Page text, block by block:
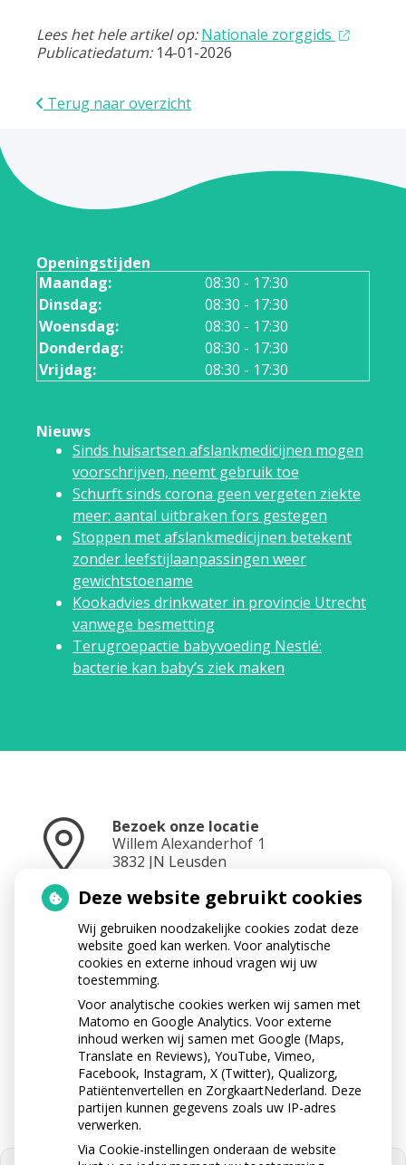
Lees het hele artikel op: Nationale zorggids
Publicatiedatum: 14-01-2026
Terug naar overzicht
Openingstijden
Maandag:
08:30 - 17:30
Dinsdag:
08:30 - 17:30
Woensdag:
08:30 - 17:30
Donderdag:
08:30 - 17:30
Vrijdag:
08:30 - 17:30
Nieuws
Sinds huisartsen afslankmedicijnen mogen
voorschrijven, neemt gebruik toe
Schurft sinds corona geen vergeten ziekte
meer: aantal uitbraken fors gestegen
Stoppen met afslankmedicijnen betekent
zonder leefstijlaanpassingen weer
gewichtstoename
Kookadvies drinkwater in provincie Utrecht
vanwege besmetting
Terugroepactie babyvoeding Nestlé:
bacterie kan baby’s ziek maken
Bezoek onze locatie
Willem Alexanderhof 1
3832 JN Leusden
Neem contact op
033 433 3282
Stuur ons een e-mail
info@apotheektabaksteeg.nl
Deze website gebruikt cookies
Wij gebruiken noodzakelijke cookies zodat deze
website goed kan werken. Voor analytische
cookies en externe inhoud vragen wij uw
toestemming.
Voor analytische cookies werken wij samen met
Matomo en Google Analytics. Voor externe
inhoud werken wij samen met Google (Maps,
Translate en Reviews), YouTube, Vimeo,
Facebook, Instagram, X (Twitter), Qualizorg,
Patiëntenvertellen en ZorgkaartNederland. Deze
partijen kunnen gegevens zoals uw IP-adres
verwerken.
Via Cookie-instellingen onderaan de website